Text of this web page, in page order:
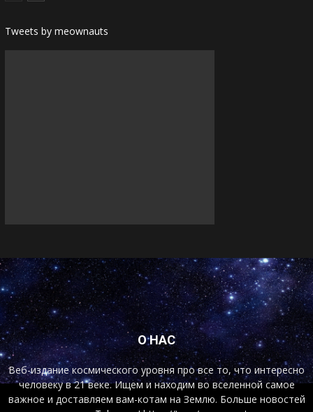
Tweets by meownauts
О НАС
Веб-издание космического уровня про все то, что интересно
человеку в 21 веке. Ищем и находим во вселенной самое
важное и доставляем вам-котам на Землю. Больше новостей